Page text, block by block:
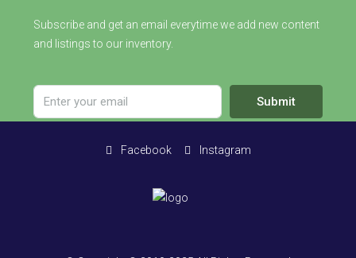
Subscribe and get an email everytime we add new content
and listings to our inventory.
Submit
Facebook Instagram